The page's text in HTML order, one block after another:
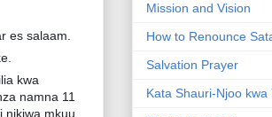
es salaam.
kwa
namna 11
nikiwa mkuu
Mission and Vision
How to Renounce
Salvation Prayer
Kata Shauri-Njoo kwa